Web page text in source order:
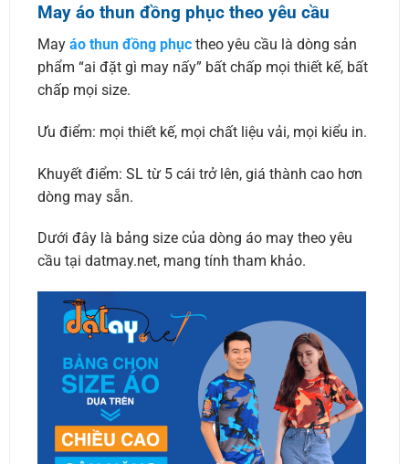
May áo thun đồng phục theo yêu cầu
May áo thun đồng phụctheo yêu cầu là dòng sản
phẩm “ai đặt gì may nấy” bất chấp mọi thiết kế, bất
chấp mọi size.
Ưu điểm: mọi thiết kế, mọi chất liệu vải, mọi kiểu in.
Khuyết điểm: SL từ 5 cái trở lên, giá thành cao hơn
dòng may sẵn.
Dưới đây là bảng size của dòng áo may theo yêu
cầu tại datmay.net, mang tính tham khảo.